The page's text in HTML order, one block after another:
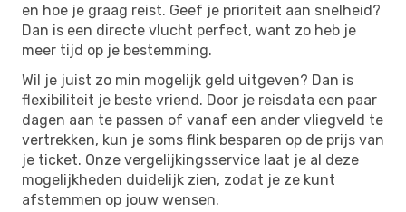
en hoe je graag reist. Geef je prioriteit aan snelheid?
Dan is een directe vlucht perfect, want zo heb je
meer tijd op je bestemming.
Wil je juist zo min mogelijk geld uitgeven? Dan is
flexibiliteit je beste vriend. Door je reisdata een paar
dagen aan te passen of vanaf een ander vliegveld te
vertrekken, kun je soms flink besparen op de prijs van
je ticket. Onze vergelijkingsservice laat je al deze
mogelijkheden duidelijk zien, zodat je ze kunt
afstemmen op jouw wensen.